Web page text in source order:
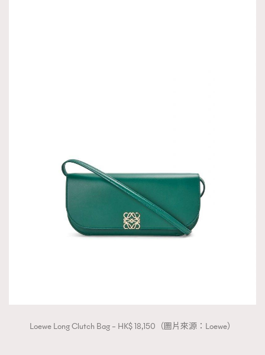
Loewe Long Clutch Bag – HK$ 18,150（圖片來源：Loewe）